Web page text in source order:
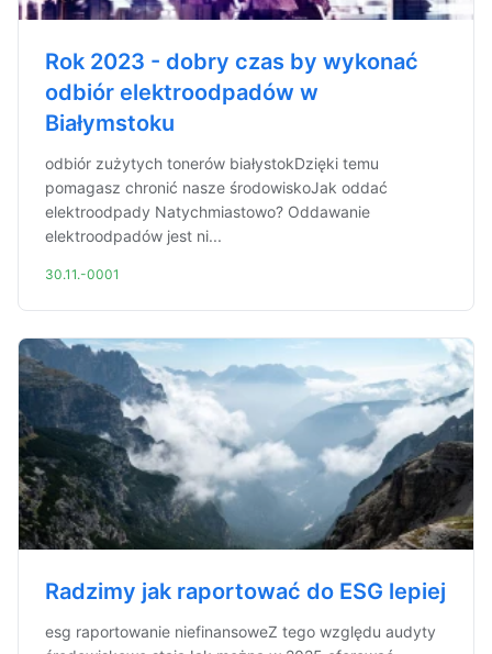
Rok 2023 - dobry czas by wykonać
odbiór elektroodpadów w
Białymstoku
odbiór zużytych tonerów białystokDzięki temu
pomagasz chronić nasze środowiskoJak oddać
elektroodpady Natychmiastowo? Oddawanie
elektroodpadów jest ni...
30.11.-0001
Radzimy jak raportować do ESG lepiej
esg raportowanie niefinansoweZ tego względu audyty